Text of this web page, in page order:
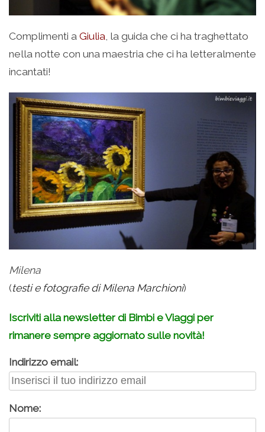
Complimenti a Giulia, la guida che ci ha traghettato
nella notte con una maestria che ci ha letteralmente
incantati!
Milena
(testi e fotografie di Milena Marchioni)
Iscriviti alla newsletter di Bimbi e Viaggi per
rimanere sempre aggiornato sulle novità!
Indirizzo email:
Nome: